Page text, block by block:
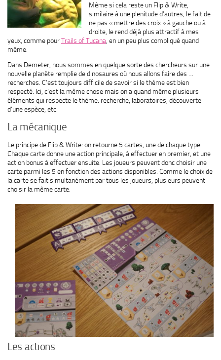
Même si cela reste un Flip & Write,
similaire à une plenitude d’autres, le fait de
ne pas « mettre des croix » à gauche ou à
droite, le rend déjà plus attractif à mes
yeux, comme pourTrails of Tucana , en un peu plus compliqué quand
même.
Dans Demeter, nous sommes en quelque sorte des chercheurs sur une
nouvelle planète remplie de dinosaures où nous allons faire des …
recherches. C’est toujours difficile de savoir si le thème est bien
respecté. Ici, c’est la même chose mais on a quand même plusieurs
éléments qui respecte le thème: recherche, laboratoires, découverte
d’une espèce, etc.
La mécanique
Le principe de Flip & Write: on retourne 5 cartes, une de chaque type.
Chaque carte donne une action principale, à effectuer en premier, et une
action bonus à effectuer ensuite. Les joueurs peuvent donc choisir une
carte parmi les 5 en fonction des actions disponibles. Comme le choix de
la carte se fait simultanément par tous les joueurs, plusieurs peuvent
choisir la même carte.
Les actions